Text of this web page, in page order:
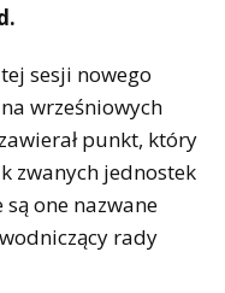
sesji nowego
wrześniowych
punkt, który
zwanych jednostek
one nazwane
rady